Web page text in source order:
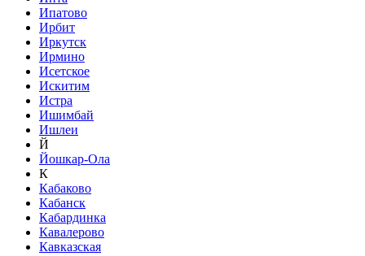
Ипатово
Ирбит
Иркутск
Ирмино
Исетское
Искитим
Истра
Ишимбай
Ишлеи
Й
Йошкар-Ола
К
Кабаково
Кабанск
Кабардинка
Кавалерово
Кавказская